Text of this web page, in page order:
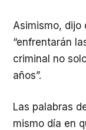
Asimismo, dijo
“enfrentarán
criminal no
años”.
Las palabras
mismo día en